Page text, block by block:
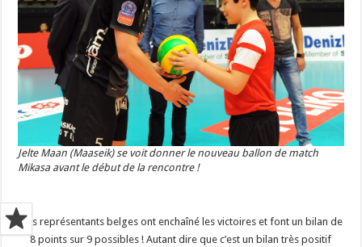
Jelte Maan (Maaseik) se voit donner le nouveau ballon de match
Mikasa avant le début de la rencontre !
Nos représentants belges ont enchaîné les victoires et font un bilan de
8 points sur 9 possibles ! Autant dire que c’est un bilan très positif